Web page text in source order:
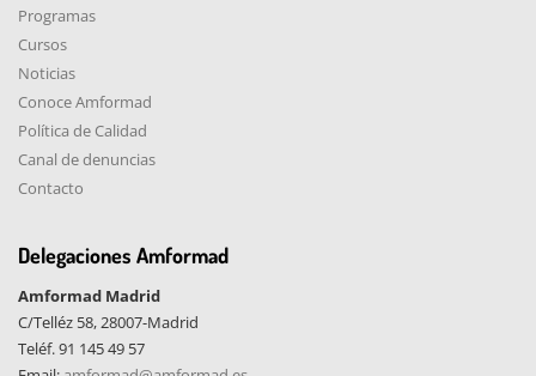
Programas
Cursos
Noticias
Conoce Amformad
Política de Calidad
Canal de denuncias
Contacto
Delegaciones Amformad
Amformad Madrid
C/Telléz 58, 28007-Madrid
Teléf. 91 145 49 57